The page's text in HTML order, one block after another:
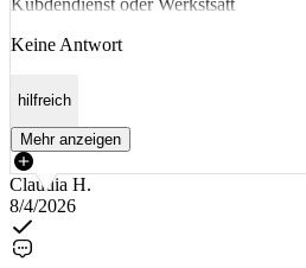
Kubdendienst oder Werkstsatt
Keine Antwort
hilfreich
Mehr anzeigen
Claudia H.
8/4/2026